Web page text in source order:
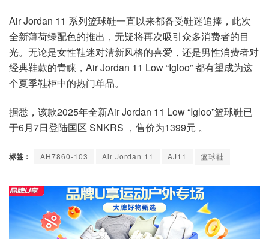
Air Jordan 11 系列篮球鞋一直以来都备受鞋迷追捧，此次
全新薄荷绿配色的推出，无疑将再次吸引众多消费者的目
光。无论是女性鞋迷对清新风格的喜爱，还是男性消费者对
经典鞋款的青睐，Air Jordan 11 Low “Igloo” 都有望成为这
个夏季鞋柜中的热门单品。
据悉，该款2025年全新Air Jordan 11 Low “Igloo”篮球鞋已
于6月7日登陆国区 SNKRS ，售价为1399元 。
标签： AH7860-103 Air Jordan 11 AJ11 篮球鞋